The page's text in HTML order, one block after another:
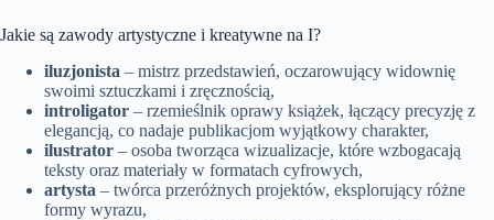
Jakie są zawody artystyczne i kreatywne na I?
iluzjonista – mistrz przedstawień, oczarowujący widownię
swoimi sztuczkami i zręcznością,
introligator – rzemieślnik oprawy książek, łączący precyzję z
elegancją, co nadaje publikacjom wyjątkowy charakter,
ilustrator – osoba tworząca wizualizacje, które wzbogacają
teksty oraz materiały w formatach cyfrowych,
artysta – twórca przeróżnych projektów, eksplorujący różne
formy wyrazu,